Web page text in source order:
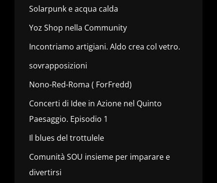
Solarpunk e acqua calda
Yoz Shop nella Community
Incontriamo artigiani. Aldo crea col vetro.
sovrapposizioni
Nono-Red-Roma ( ForFredd)
Concerti di Idee in Azione nel Quinto
Paesaggio. Episodio 1
Il blues del trottulele
Comunità SOU insieme per imparare e
divertirsi